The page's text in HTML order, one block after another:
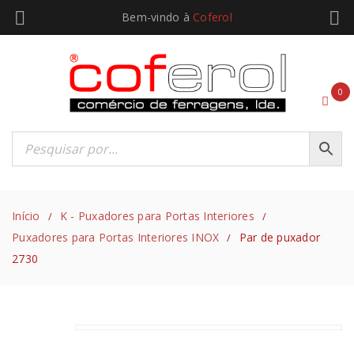
Bem-vindo à Coferol
0
Início / K - Puxadores para Portas Interiores /
Puxadores para Portas Interiores INOX /
Par de puxador
2730